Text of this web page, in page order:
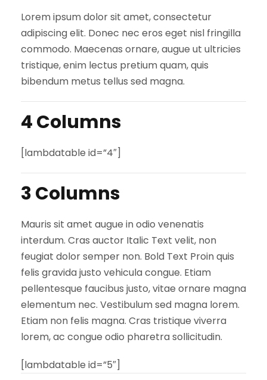
Lorem ipsum dolor sit amet, consectetur
adipiscing elit. Donec nec eros eget nisl fringilla
commodo. Maecenas ornare, augue ut ultricies
tristique, enim lectus pretium quam, quis
bibendum metus tellus sed magna.
4 Columns
[lambdatable id=”4″]
3 Columns
Mauris sit amet augue in odio venenatis
interdum. Cras auctor Italic Text velit, non
feugiat dolor semper non. Bold Text Proin quis
felis gravida justo vehicula congue. Etiam
pellentesque faucibus justo, vitae ornare magna
elementum nec. Vestibulum sed magna lorem.
Etiam non felis magna. Cras tristique viverra
lorem, ac congue odio pharetra sollicitudin.
[lambdatable id=”5″]